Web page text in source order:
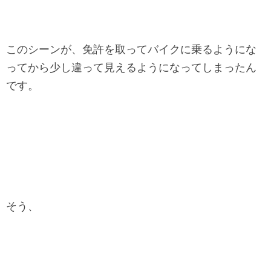
このシーンが、免許を取ってバイクに乗るようにな
ってから少し違って見えるようになってしまったん
です。
そう、